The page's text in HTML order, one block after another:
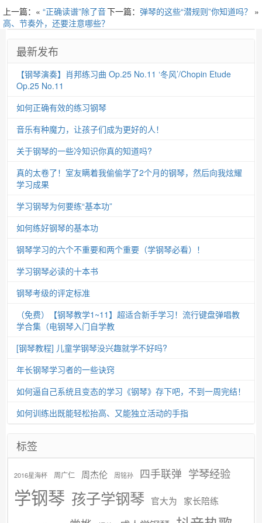
下一篇： 弹琴的这些“潜规则”你知道吗？ »
上一篇：« “正确读谱”除了音
高、节奏外，还要注意哪些？
最新发布
【钢琴演奏】肖邦练习曲 Op.25 No.11 ‘冬风’/Chopin Etude
Op.25 No.11
如何正确有效的练习钢琴
音乐有种魔力，让孩子们成为更好的人！
关于钢琴的一些冷知识你真的知道吗?
真的太卷了！室友瞒着我偷偷学了2个月的钢琴，然后向我炫耀
学习成果
学习钢琴为何要练“基本功”
如何练好钢琴的基本功
钢琴学习的六个不重要和两个重要（学钢琴必看）！
学习钢琴必读的十本书
钢琴考级的评定标准
（免费）【钢琴教学1~11】超适合新手学习！流行键盘弹唱教
学合集（电钢琴入门自学教
[钢琴教程] 儿童学钢琴没兴趣就学不好吗?
年长钢琴学习者的一些诀窍
如何逼自己系统且变态的学习《钢琴》存下吧，不到一周完结！
如何训练出既能轻松抬高、又能独立活动的手指
标签
2016星海杯 周广仁 周杰伦 周铭孙 四手联弹 学琴经验
学钢琴 孩子学钢琴 官大为 家长陪练